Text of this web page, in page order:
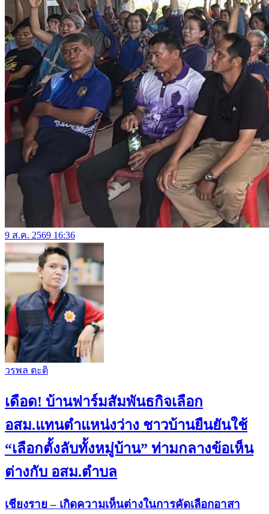
9 ส.ค. 2569 16:36
วรพล ตะติ
เดือด! บ้านฟาร์มสัมพันธกิจเลือก
อสม.แทนตำแหน่งว่าง ชาวบ้านยืนยันใช้
“เลือกตั้งลับทั้งหมู่บ้าน” ท่ามกลางข้อเห็น
ต่างกับ อสม.ตำบล
เชียงราย – เกิดความเห็นต่างในการคัดเลือกอาสา